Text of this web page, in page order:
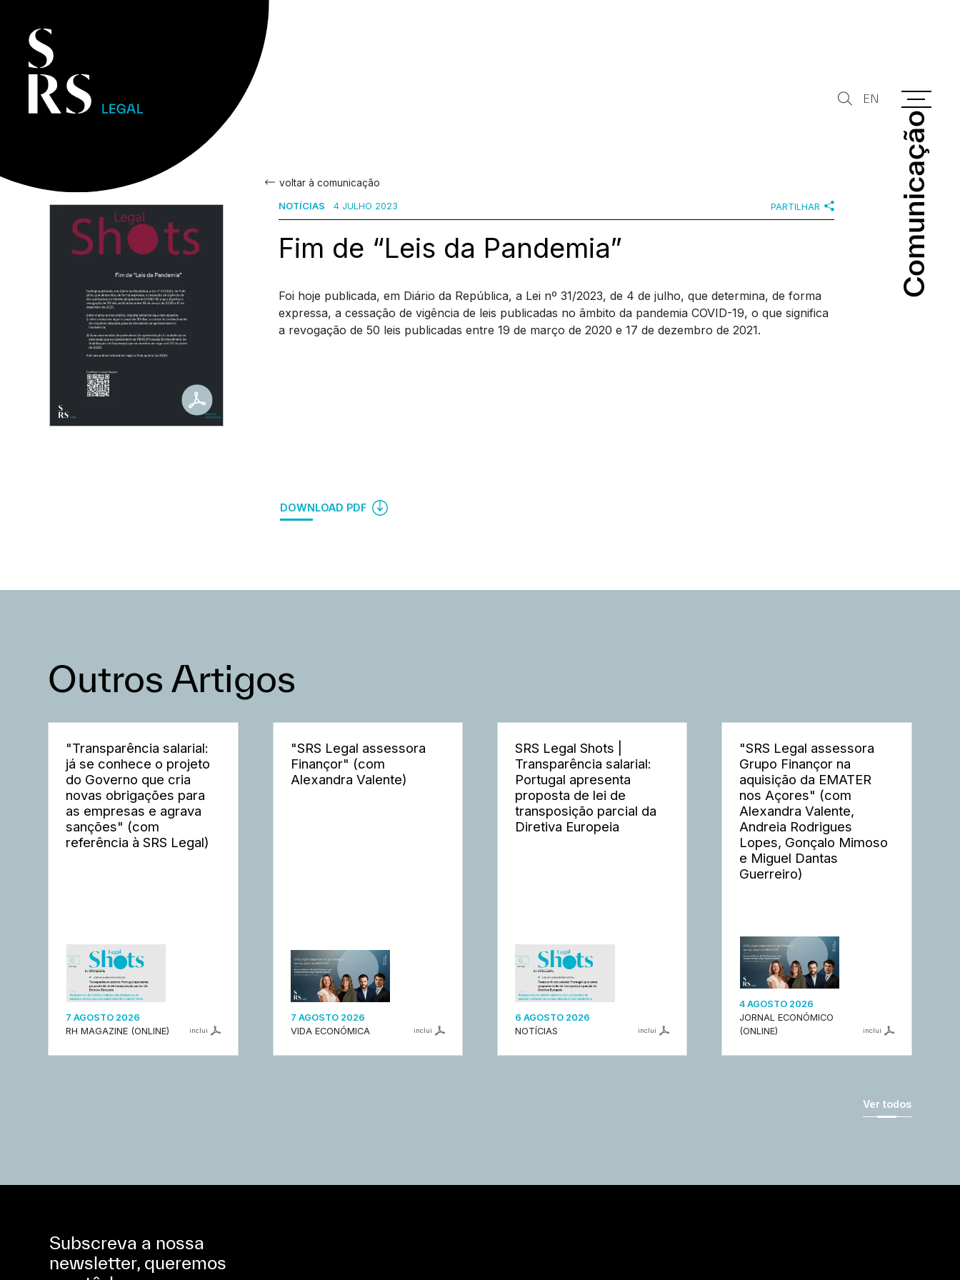
Comunicação
Comunicação
EN
voltar à comunicação
NOTÍCIAS 4 JULHO 2023 PARTILHAR
Fim de “Leis da Pandemia”
Foi hoje publicada, em Diário da República, a Lei nº 31/2023, de 4 de julho, que determina, de forma
expressa, a cessação de vigência de leis publicadas no âmbito da pandemia COVID-19, o que significa
a revogação de 50 leis publicadas entre 19 de março de 2020 e 17 de dezembro de 2021.
DOWNLOAD PDF
Outros Artigos
"Transparência salarial:
já se conhece o projeto
do Governo que cria
novas obrigações para
as empresas e agrava
sanções" (com
referência à SRS Legal)
7 AGOSTO 2026
RH MAGAZINE (ONLINE)
inclui
"SRS Legal assessora
Finançor" (com
Alexandra Valente)
7 AGOSTO 2026
VIDA ECONÓMICA
inclui
SRS Legal Shots |
Transparência salarial:
Portugal apresenta
proposta de lei de
transposição parcial da
Diretiva Europeia
6 AGOSTO 2026
NOTÍCIAS
inclui
"SRS Legal assessora
Grupo Finançor na
aquisição da EMATER
nos Açores" (com
Alexandra Valente,
Andreia Rodrigues
Lopes, Gonçalo Mimoso
e Miguel Dantas
Guerreiro)
4 AGOSTO 2026
JORNAL ECONÓMICO
(ONLINE)
inclui
Ver todos
Subscreva a nossa
newsletter, queremos